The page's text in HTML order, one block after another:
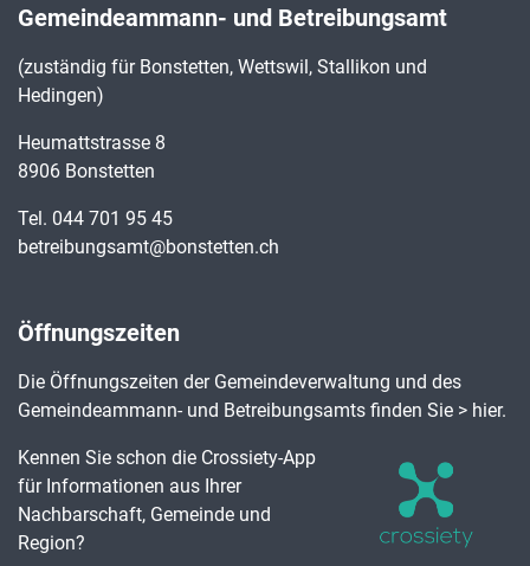
Gemeindeammann- und Betreibungsamt
(zuständig für Bonstetten, Wettswil, Stallikon und
Hedingen)
Heumattstrasse 8
8906 Bonstetten
Tel. 044 701 95 45
betreibungsamt@bonstetten.ch
Öffnungszeiten
Die Öffnungszeiten der Gemeindeverwaltung und des
Gemeindeammann- und Betreibungsamts finden Sie > hier.
Kennen Sie schon die Crossiety-App
für Informationen aus Ihrer
Nachbarschaft, Gemeinde und
Region?